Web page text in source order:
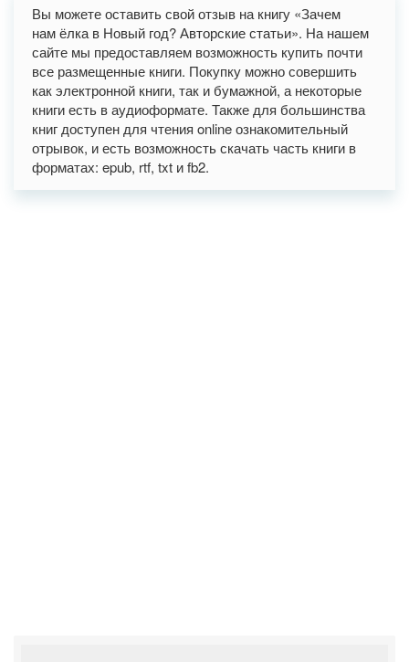
Вы можете оставить свой отзыв на книгу «Зачем
нам ёлка в Новый год? Авторские статьи». На нашем
сайте мы предоставляем возможность купить почти
все размещенные книги. Покупку можно совершить
как электронной книги, так и бумажной, а некоторые
книги есть в аудиоформате. Также для большинства
книг доступен для чтения online ознакомительный
отрывок, и есть возможность скачать часть книги в
форматах: epub, rtf, txt и fb2.